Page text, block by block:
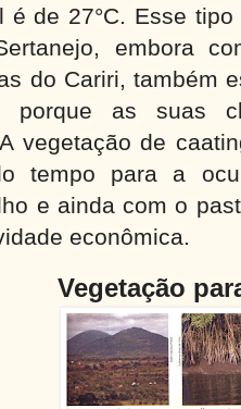
é de 27°C. Esse
embora
do Cariri, também
porque as suas
vegetação de
tempo para a
e ainda com o
econômica.
Vegetação